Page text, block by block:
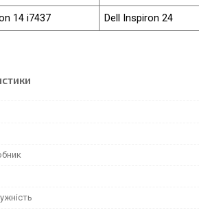
14 i7437
Dell Inspiron 24